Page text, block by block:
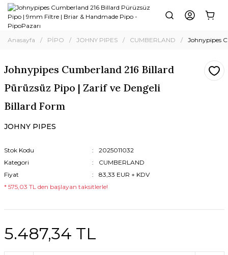
Anasayfa PİPO JOHNY PIPES CUMBERLAND Johnypipes
Johnypipes Cumberland 216 Billard
Pürüzsüz Pipo | Zarif ve Dengeli
Billard Form
JOHNY PIPES
Stok Kodu
2025011032
Kategori
CUMBERLAND
Fiyat
83,33 EUR + KDV
* 575,03 TL den başlayan taksitlerle!
5.487,34 TL